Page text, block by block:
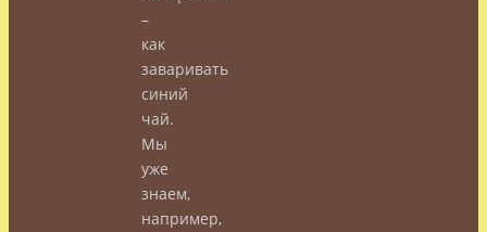
–
как
заваривать
синий
чай.
Мы
уже
знаем,
например,